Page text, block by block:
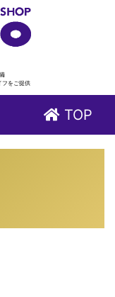
フをご提供
TOP